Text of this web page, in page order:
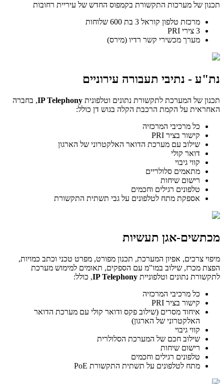
תכנון של מערכות התקשורת בקמפוס החדש של עיריית רחובות
מרכזת טלפון קוראל 3 בת 600 שלוחות
3 צירי PRI
מערך מכשירי קשר רדיו (מירס)
נת"ע - נתיבי תעבורה עירוניים
תכנון של המערכת לתקשורת נתונים וטלפונית IP Telephony, בחברה
האחראית על הקמת הרכבת הקלה בגוש דן כולל:
כל מרכיבי המרכזיה
קישור בציר PRI
שילוב עם מערכת הדואר האלקטרוני של הארגון
דואר קולי
קווי גיבוי
מתאמים סלולריים
רישום שיחות
טלפונים רגילים וחכמים
אספקת מתח לטלפונים על גבי תשתית התקשורת
מכתשים-אגן תעשיות
מיפוי צרכים, אפיון המערכת, תכנון מפורט, מפרט טכני וכתב כמויות,
הפצת מכרז, שילוב במו"מ עם הספקים, תאומים למימוש מערכת
לתקשורת נתונים וטלפוניית IP Telephony, כולל:
כל מרכיבי המרכזיה
קישור בציר PRI
איחוד מסרים (שילוב פקס ודואר קולי עם מערכת הדואר
האלקטרוני של הארגון)
קווי גיבוי
שילוב חכם של המערכת הסלולרית
רישום שיחות
טלפונים רגילים וחכמים
מתח לטלפונים על תשתית התקשורת PoE